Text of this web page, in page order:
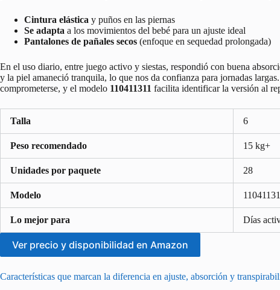
Cintura elástica y puños en las piernas
Se adapta a los movimientos del bebé para un ajuste ideal
Pantalones de pañales secos (enfoque en sequedad prolongada)
En el uso diario, entre juego activo y siestas, respondió con buena
y la piel amaneció tranquila, lo que nos da confianza para jornadas
comprometerse, y el modelo 110411311 facilita identificar la versión al
Talla 6
Peso recomendado 15 kg+
Unidades por paquete 28
Modelo
Lo mejor para Días
Ver precio y disponibilidad en Amazon
Características que marcan la diferencia en ajuste, absorción y